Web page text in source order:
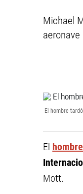
Michael
El hombre
El hombre
Mott.